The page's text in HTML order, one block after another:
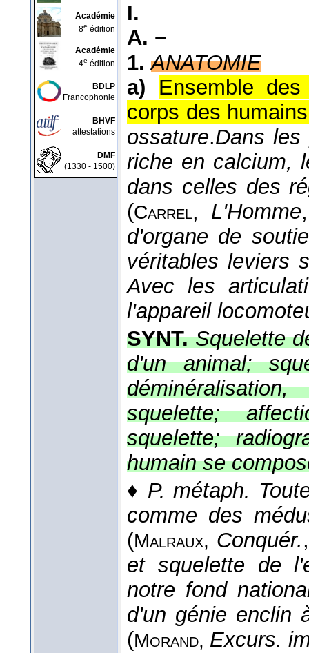
Académie
8e édition
Académie
4e édition
BDLP
Francophonie
BHVF
attestations
DMF
(1330 - 1500)
I.
A. −
1. ANATOMIE
a)
Ensemble
corps des
ossature.Dans les
riche en calcium,
dans celles des
(Carrel, L'Homme
d'organe de
véritables leviers
Avec les
l'appareil
SYNT.Squelette
d'un animal;
squelette;
squelette;
humain se
♦ P. métaph.
comme des
(Malraux, Conquér.
et squelette de
notre fond
d'un génie enclin
(Morand, Excurs.